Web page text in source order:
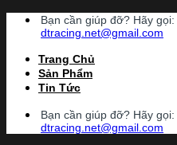
Chuyển
dung
Bạn cần giúp đỡ? Hãy gọi:
dtracing.net@gmail.com
Trang Chủ
Sản Phẩm
Tin Tức
Bạn cần giúp đỡ? Hãy gọi:
dtracing.net@gmail.com